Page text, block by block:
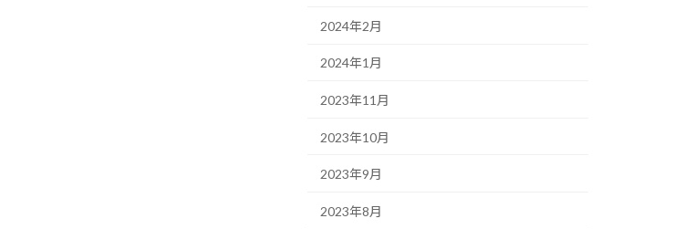
2024年2月
2024年1月
2023年11月
2023年10月
2023年9月
2023年8月